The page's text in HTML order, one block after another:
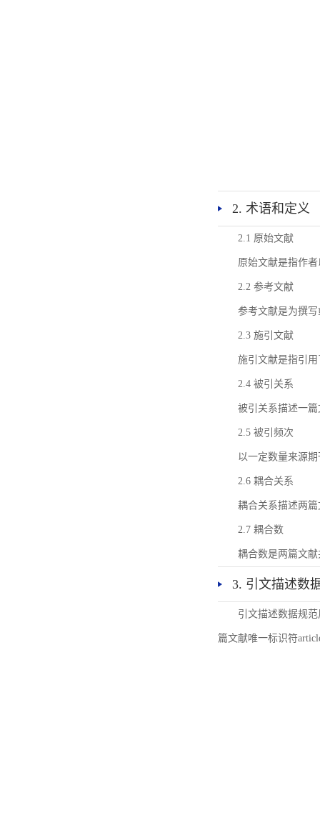
2. 术语和定义
2.1 原始文献
原始文献是指作
2.2 参考文献
参考文献是为撰
2.3 施引文献
施引文献是指引
2.4 被引关系
被引关系描述一
2.5 被引频次
以一定数量来源
2.6 耦合关系
耦合关系描述两
2.7 耦合数
耦合数是两篇文
3. 引文描述数
引文描述数据规
篇文献唯一标识符